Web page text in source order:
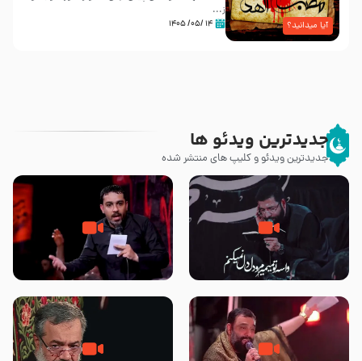
آیا میدانید؟
ز...
۱۴ /۰۵/ ۱۴۰۵
جدیدترین ویدئو ها
جدیدترین ویدئو و کلیپ های منتشر شده
مصداق کربلا – حاج حسین سیب
سرخی
شور ، حسینا! به‌ حق زهرا «أُنْظُرْ
إِلَینا» – عزاداری شب هفتم ماه